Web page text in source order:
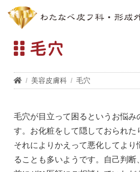
毛穴
美容皮膚科 毛穴
毛穴が目立って困るというお悩み
す。お化粧をして隠しておられた
それによりかえって悪化してより
ることも多いようです。自己判断